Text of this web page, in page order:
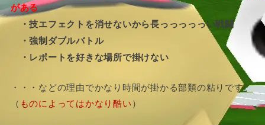
がある
・技エフェクトを消せないから長っっっっっい戦闘
・強制ダブルバトル
・レポートを好きな場所で掛けない
・・・などの理由でかなり時間が掛かる部類の粘りです。
（ ものによってはかなり酷い）